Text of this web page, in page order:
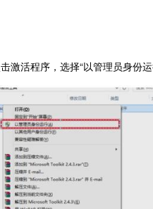
活程序，选择“以管理员身份运